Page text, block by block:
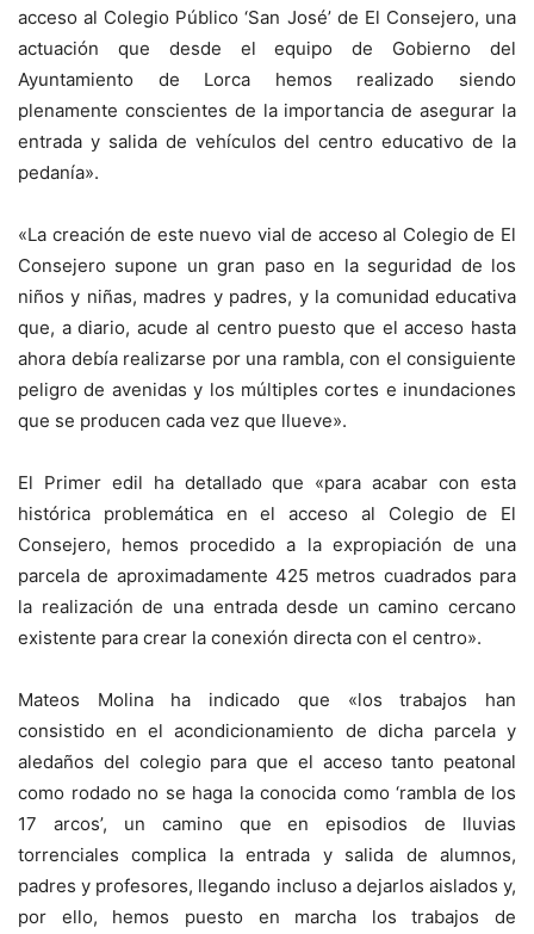
acceso al Colegio Público ‘San José’ de El Consejero, una
actuación que desde el equipo de Gobierno del
Ayuntamiento de Lorca hemos realizado siendo
plenamente conscientes de la importancia de asegurar la
entrada y salida de vehículos del centro educativo de la
pedanía».
«La creación de este nuevo vial de acceso al Colegio de El
Consejero supone un gran paso en la seguridad de los
niños y niñas, madres y padres, y la comunidad educativa
que, a diario, acude al centro puesto que el acceso hasta
ahora debía realizarse por una rambla, con el consiguiente
peligro de avenidas y los múltiples cortes e inundaciones
que se producen cada vez que llueve».
El Primer edil ha detallado que «para acabar con esta
histórica problemática en el acceso al Colegio de El
Consejero, hemos procedido a la expropiación de una
parcela de aproximadamente 425 metros cuadrados para
la realización de una entrada desde un camino cercano
existente para crear la conexión directa con el centro».
Mateos Molina ha indicado que «los trabajos han
consistido en el acondicionamiento de dicha parcela y
aledaños del colegio para que el acceso tanto peatonal
como rodado no se haga la conocida como ‘rambla de los
17 arcos’, un camino que en episodios de lluvias
torrenciales complica la entrada y salida de alumnos,
padres y profesores, llegando incluso a dejarlos aislados y,
por ello, hemos puesto en marcha los trabajos de